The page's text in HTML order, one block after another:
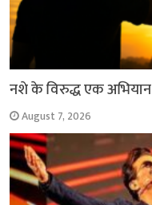
नशे के विरुद्ध एक अभियान
August 7, 2026